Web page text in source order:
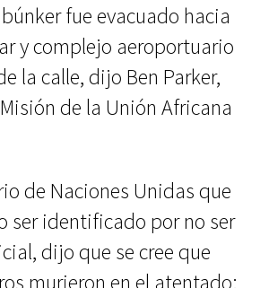
fue evacuado hacia
y complejo aeroportuario
la calle, dijo Ben Parker,
de la Unión Africana
de Naciones Unidas que
ser identificado por no ser
dijo que se cree que
murieron en el atentado: